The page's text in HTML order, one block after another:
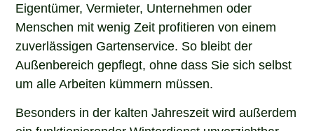
Eigentümer, Vermieter, Unternehmen oder
Menschen mit wenig Zeit profitieren von einem
zuverlässigen Gartenservice. So bleibt der
Außenbereich gepflegt, ohne dass Sie sich selbst
um alle Arbeiten kümmern müssen.
Besonders in der kalten Jahreszeit wird außerdem